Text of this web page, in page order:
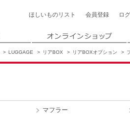
ほしいもの リスト 会員登録 ロ
LUGGAGE リアBOX リアBOXオプション
マフラー